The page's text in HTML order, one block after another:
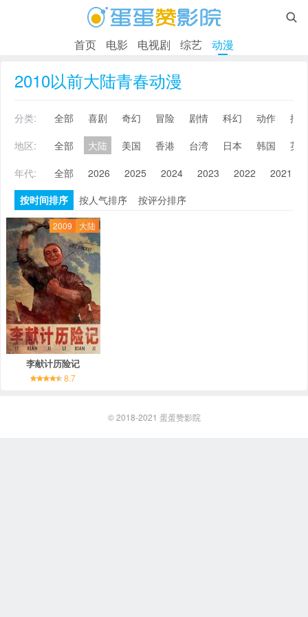

首页 电影 电视剧 综艺 动漫
2010以前大陆青春动漫
分类: 全部 喜剧 奇幻 冒险 剧情 科幻 动作
搞
地区:
全部 大陆 美国 香港 台湾 日本 韩国
英
年代:
全部 2026 2025 2024 2023 2022 2021
按时间排序
按人气排序 按评分排序
2009 大陆
李献计历险记
8.7
© 2018-2021 蛋蛋赞影院